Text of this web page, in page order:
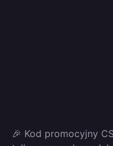
🎉 Kod promocyjny